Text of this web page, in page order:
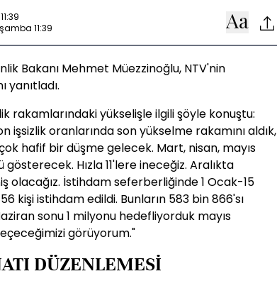
11:39
Bakanı Mehmet Müezzinoğlu, NTV'nin
yanıtladı.
rakamlarındaki yükselişle ilgili şöyle konuştu:
işsizlik oranlarında son yükselme rakamını aldık,
hafif bir düşme gelecek. Mart, nisan, mayıs
gösterecek. Hızla 11'lere ineceğiz. Aralıkta
olacağız. İstihdam seferberliğinde 1 Ocak-15
kişi istihdam edildi. Bunların 583 bin 866'sı
sonu 1 milyonu hedefliyorduk mayıs
görüyorum."
DÜZENLEMESİ